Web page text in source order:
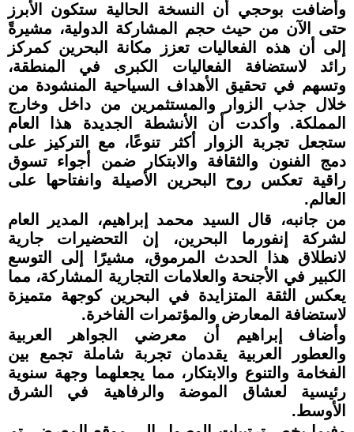
وأضافت بوحجي أن النسخة الحالية ستكون الأبرز
حتى الآن من حيث حجم المشاركة الدولية، مشيرةً
إلى أن هذه الفعاليات تعزز مكانة البحرين كمركز
رائد لاستضافة الفعاليات الكبرى في المنطقة،
وتسهم في تحقيق الأهداف السياحية المنشودة من
خلال جذب الزوار والمستثمرين من داخل وخارج
المملكة. وأكدت أن الأنشطة الجديدة هذا العام
ستجعل تجربة الزوار أكثر تنوعًا، مع التركيز على
دمج الفنون والثقافة والابتكار ضمن أجواء تسوق
راقية تعكس روح البحرين الأصيلة وانفتاحها على
العالم.
من جانبه، قال السيد محمد إبراهيم، المدير العام
لشركة إنفورما البحرين، إن التحضيرات جارية
لانطلاق هذا الحدث المرموق، مشيرًا إلى التوسع
الكبير في الأجنحة والعلامات التجارية المشاركة، مما
يعكس الثقة المتزايدة في البحرين كوجهة متميزة
لاستضافة المعارض والمؤتمرات الفاخرة.
وأضاف إبراهيم أن معرضي الجواهر العربية
والعطور العربية يقدمان تجربة شاملة تجمع بين
الفخامة والتنوع والابتكار، مما يجعلهما وجهة سنوية
رئيسية لعشاق الموضة والرفاهية في الشرق
الأوسط.